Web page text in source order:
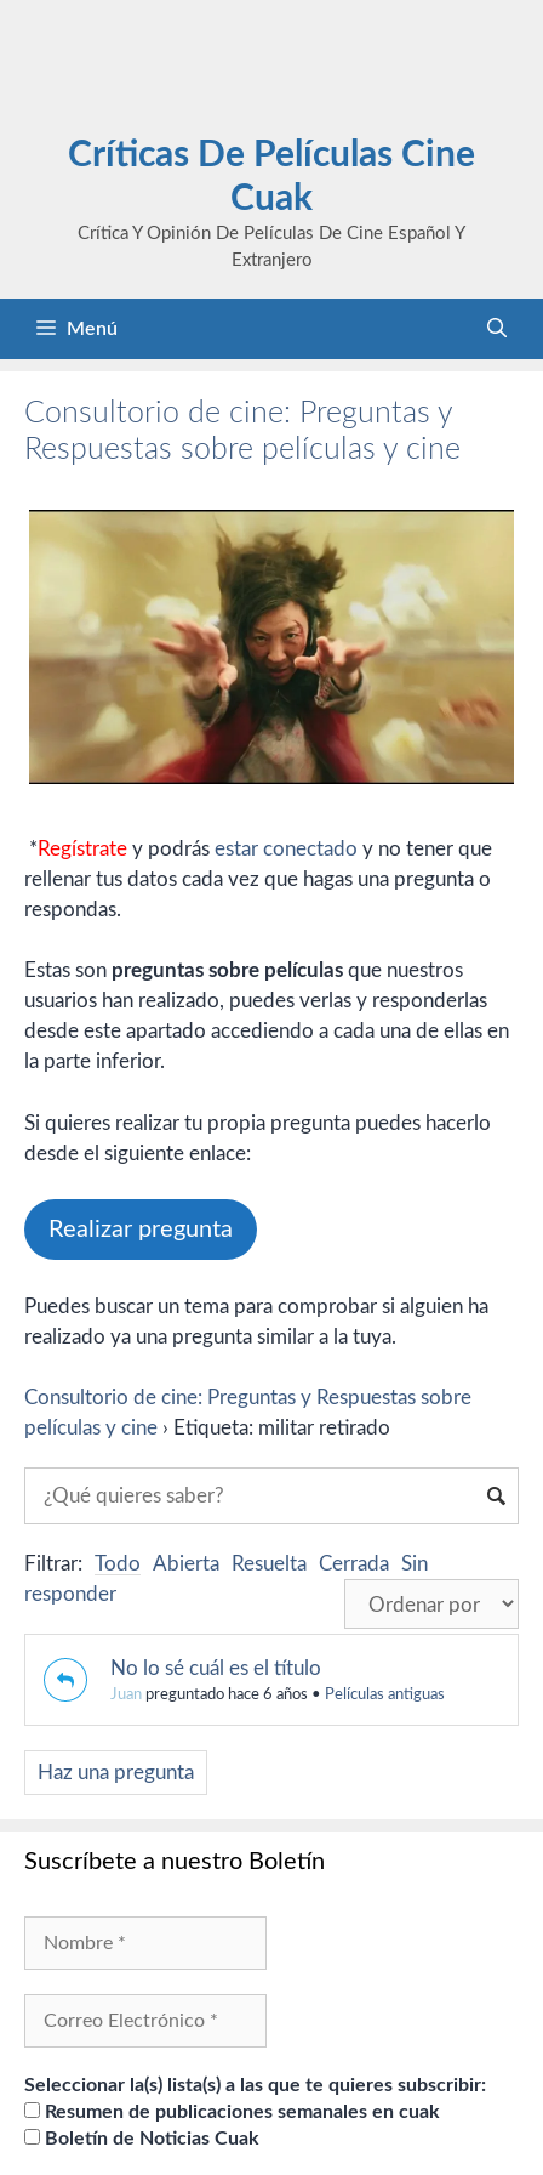
Críticas De Películas Cine
Cuak
Crítica Y Opinión De Películas De Cine Español Y
Extranjero
Menú
Consultorio de cine: Preguntas y
Respuestas sobre películas y cine
* Regístrate y podrás estar conectado y no tener que
rellenar tus datos cada vez que hagas una pregunta o
respondas.
Estas son preguntas sobre películas que nuestros
usuarios han realizado, puedes verlas y responderlas
desde este apartado accediendo a cada una de ellas en
la parte inferior.
Si quieres realizar tu propia pregunta puedes hacerlo
desde el siguiente enlace:
Realizar pregunta
Puedes buscar un tema para comprobar si alguien ha
realizado ya una pregunta similar a la tuya.
Consultorio de cine: Preguntas y Respuestas sobre
películas y cine › Etiqueta: militar retirado
Filtrar: Todo Abierta Resuelta Cerrada Sin
responder
No lo sé cuál es el título
Juan preguntado hace 6 años • Películas antiguas
Haz una pregunta
Suscríbete a nuestro Boletín
Seleccionar la(s) lista(s) a las que te quieres subscribir:
Resumen de publicaciones semanales en cuak
Boletín de Noticias Cuak